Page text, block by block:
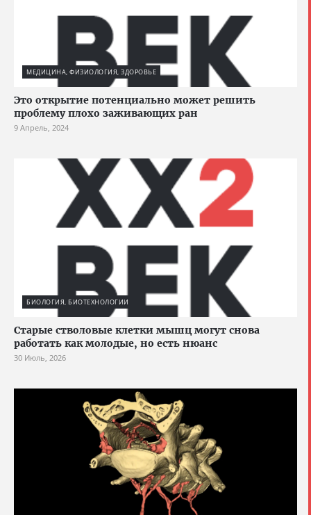
МЕДИЦИНА, ФИЗИОЛОГИЯ, ЗДОРОВЬЕ
Это открытие потенциально может решить
проблему плохо заживающих ран
9 Апрель, 2024
БИОЛОГИЯ, БИОТЕХНОЛОГИИ
Старые стволовые клетки мышц могут снова
работать как молодые, но есть нюанс
30 Июль, 2026